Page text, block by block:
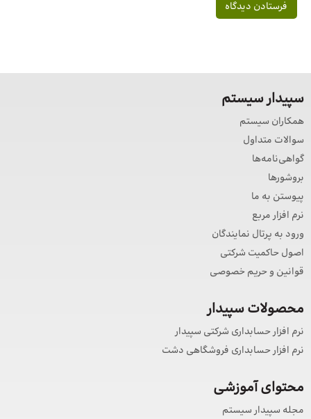
سپیدار سیستم
همکاران سیستم
سوالات متداول
گواهی‌نامه‌ها
بروشورها
پیوستن به ما
نرم افزار مربع
ورود به پرتال نمایندگان
اصول حاکمیت شرکتی
قوانین و حریم خصوصی
محصولات سپیدار
نرم افزار حسابداری شرکتی سپیدار
نرم افزار حسابداری فروشگاهی دشت
محتوای آموزشی
مجله سپیدار سیستم